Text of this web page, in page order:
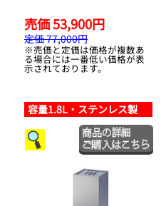
売価 53,900円
定価 77,000円
※売価と定価は価格が複数あ
る場合には一番低い価格が表
示されております。
容量1.8L・ステンレス製